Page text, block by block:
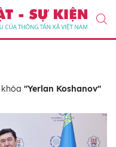
"Yerlan Koshanov"